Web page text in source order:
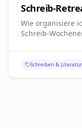
Wie organisiere
Schreib-
Schreiben & Literatur